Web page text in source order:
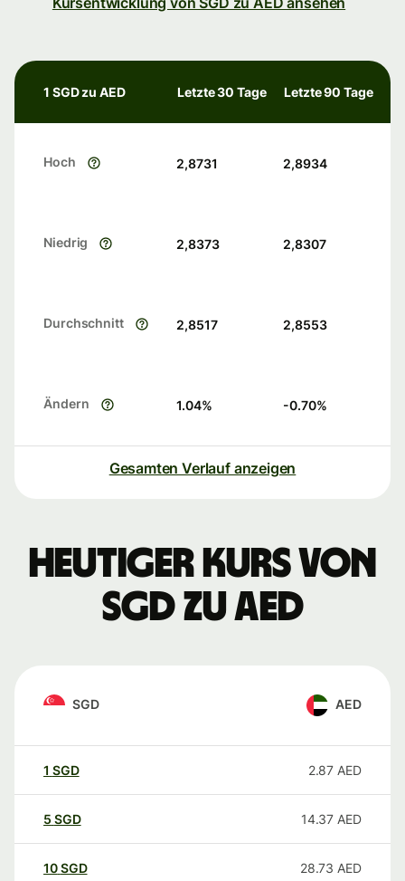
1 SGD zu AED Letzte 30 Tage Letzte 90 Tage
Hoch 2,8731 2,8934
Niedrig 2,8373 2,8307
Durchschnitt 2,8517 2,8553
Ändern 1.04% -0.70%
Gesamten Verlauf anzeigen
Heutiger Kurs von
SGD zu AED
SGD AED
1 SGD 2.87 AED
5 SGD 14.37 AED
10SGD 28.73 AED